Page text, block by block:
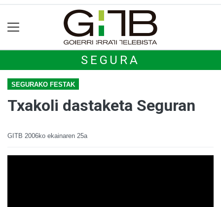
SEGURA
SEGURAKO FESTAK
Txakoli dastaketa Seguran
GITB 2006ko ekainaren 25a